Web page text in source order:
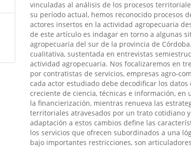
vinculadas al análisis de los procesos
su período actual, hemos reconocido procesos
actores insertos en la actividad agropecuaria
de este artículo es indagar en torno a algunas
agropecuaria del sur de la provincia de
cualitativa, sustentada en entrevistas
actividad agropecuaria. Nos focalizaremos en
por contratistas de servicios, empresas agro-
cada actor estudiado debe decodificar los
creciente de ciencia, técnicas e información,
la financierización, mientras renueva las
territoriales atravesados por un trato cotidiano
adaptación a estos cambios define las
los servicios que ofrecen subordinados a una
bajo importantes restricciones, son